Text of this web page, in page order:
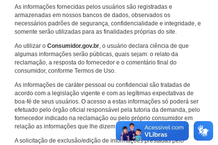
As informações fornecidas pelos usuários são registradas e
armazenadas em nossos bancos de dados, observados os
necessários padrões de segurança, confidencialidade e integridade, e
somente serão utilizadas para as finalidades próprias do site.
Ao utilizar o Consumidor.gov.br, o usuário declara ciência de que
algumas informações serão públicas, quais sejam: o relato da
reclamação, a resposta do fornecedor e o comentário final do
consumidor, conforme Termos de Uso.
As informações de caráter pessoal ou confidencial são tratadas de
acordo com a legislação vigente e com as legítimas expectativas de
boa-fé de seus usuários. O acesso a estas informações só poderá ser
efetuado pelo órgão oficial responsável pela tutoria da demanda, pelo
fornecedor indicado na reclamação ou pelo próprio consumidor em
relação as informações que lhe dizem respeito.
A solicitação de exclusão/edição de informações prestadas pelo